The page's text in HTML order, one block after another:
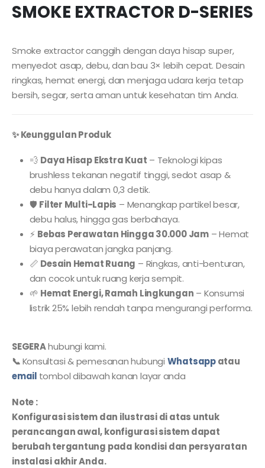
SMOKE EXTRACTOR D-SERIES
Smoke extractor canggih dengan daya hisap super,
menyedot asap, debu, dan bau 3× lebih cepat. Desain
ringkas, hemat energi, dan menjaga udara kerja tetap
bersih, segar, serta aman untuk kesehatan tim Anda.
✨ Keunggulan Produk
💨 Daya Hisap Ekstra Kuat – Teknologi kipas
brushless tekanan negatif tinggi, sedot asap &
debu hanya dalam 0,3 detik.
🛡 Filter Multi-Lapis – Menangkap partikel besar,
debu halus, hingga gas berbahaya.
⚡ Bebas Perawatan Hingga 30.000 Jam– Hemat
biaya perawatan jangka panjang.
📏 Desain Hemat Ruang – Ringkas, anti-benturan,
dan cocok untuk ruang kerja sempit.
🌱 Hemat Energi, Ramah Lingkungan – Konsumsi
listrik 25% lebih rendah tanpa mengurangi performa.
SEGERAhubungi kami.
📞Konsultasi & pemesanan hubungi Whatsappatau
email tombol dibawah kanan layar anda
Note :
Konfigurasi sistem dan ilustrasi di atas untuk
perancangan awal, konfigurasi sistem dapat
berubah tergantung pada kondisi dan persyaratan
instalasi akhir Anda.